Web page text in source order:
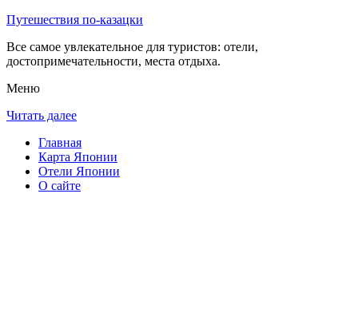
Путешествия по-казацки
Все самое увлекательное для туристов: отели,
достопримечательности, места отдыха.
Меню
Читать далее
Главная
Карта Японии
Отели Японии
О сайте